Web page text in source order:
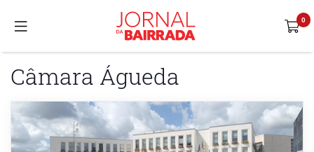
Câmara Águeda